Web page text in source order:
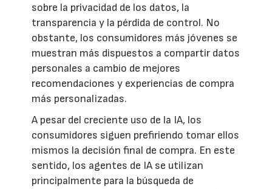
sobre la privacidad de los datos, la
transparencia y la pérdida de control. No
obstante, los consumidores más jóvenes se
muestran más dispuestos a compartir datos
personales a cambio de mejores
recomendaciones y experiencias de compra
más personalizadas.
A pesar del creciente uso de la IA, los
consumidores siguen prefiriendo tomar ellos
mismos la decisión final de compra. En este
sentido, los agentes de IA se utilizan
principalmente para la búsqueda de